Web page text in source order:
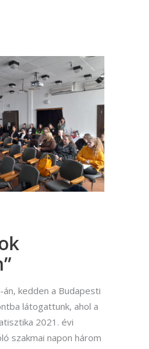
kedden a Budapesti
látogattunk, ahol a
2021. évi
szakmai napon három